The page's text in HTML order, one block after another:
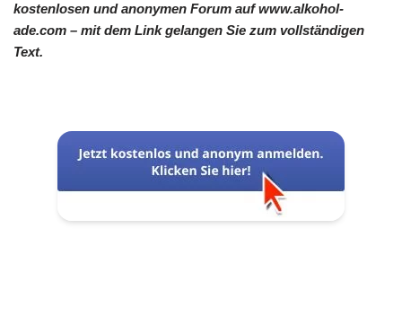
kostenlosen und anonymen Forum auf www.alkohol-
ade.com – mit dem Link gelangen Sie zum vollständigen
Text.